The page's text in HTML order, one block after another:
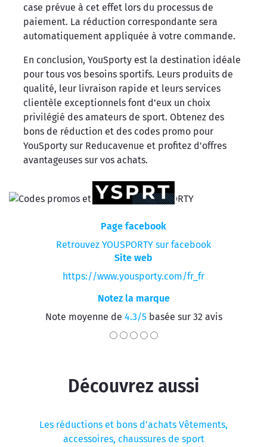
case prévue à cet effet lors du processus de
paiement. La réduction correspondante sera
automatiquement appliquée à votre commande.
En conclusion, YouSporty est la destination idéale
pour tous vos besoins sportifs. Leurs produits de
qualité, leur livraison rapide et leurs services
clientèle exceptionnels font d'eux un choix
privilégié des amateurs de sport. Obtenez des
bons de réduction et des codes promo pour
YouSporty sur Reducavenue et profitez d'offres
avantageuses sur vos achats.
Page facebook
Retrouvez YOUSPORTY sur facebook
Site web
https://www.yousporty.com/fr_fr
Notez la marque
Note moyenne de 4.3/5basée sur 32 avis
Découvrez aussi
Les réductions et bons d’achats Vêtements,
accessoires, chaussures de sport